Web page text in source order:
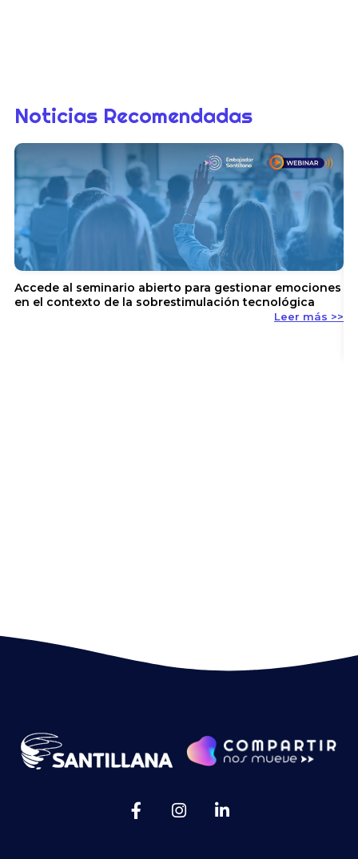
Noticias Recomendadas
Accede al seminario abierto para gestionar emociones
en el contexto de la sobrestimulación tecnológica
Leer más >>